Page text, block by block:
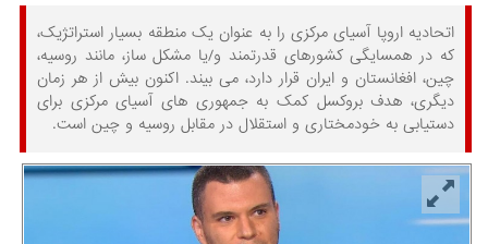
اتحادیه اروپا آسیای مرکزی را به عنوان یک منطقه بسیار استراتژیک،
که در همسایگی کشورهای قدرتمند و/یا مشکل ساز، مانند روسیه،
چین، افغانستان و ایران قرار دارد، می بیند. اکنون بیش از هر زمان
دیگری، هدف بروکسل کمک به جمهوری های آسیای مرکزی برای
دستیابی به خودمختاری و استقلال در مقابل روسیه و چین است.